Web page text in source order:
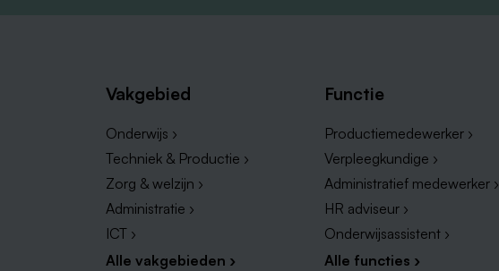
Vakgebied
Onderwijs ›
Techniek & Productie ›
Zorg & welzijn ›
Administratie ›
ICT ›
Alle vakgebieden ›
Functie
Productiemedewerker ›
Verpleegkundige ›
Administratief medewerker ›
HR adviseur ›
Onderwijsassistent ›
Alle functies ›